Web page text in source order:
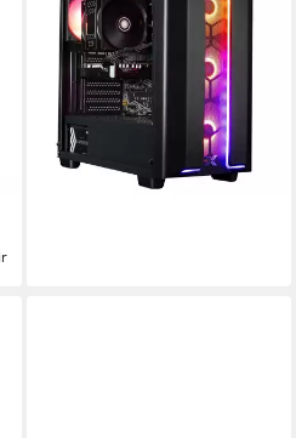
AMD Ryzen 5 Prozessor
GeForce® RTX™ 5090 32 GB
32 GB DDR5 Arbeitsspeicher
5.565,00 € UVP
5.999,00 €
161,57 €mtl. in 48 Raten
-7%
lieferbar - in 2-3 Werktagen bei dir